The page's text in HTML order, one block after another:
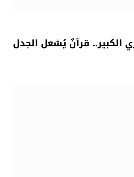
الكبير.. قرآنٌ يُشعل الجدل